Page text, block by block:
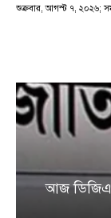
শুক্রবার, আগস্ট ৭, ২০২৬;
আজ